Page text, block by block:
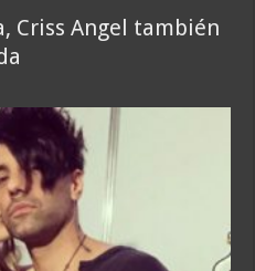
Criss Angel también